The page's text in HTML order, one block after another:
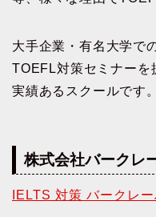
大手企業・有名大学で
TOEFL対策セミナーを
実績あるスクールです。
株式会社バークレ
IELTS 対策 バークレ